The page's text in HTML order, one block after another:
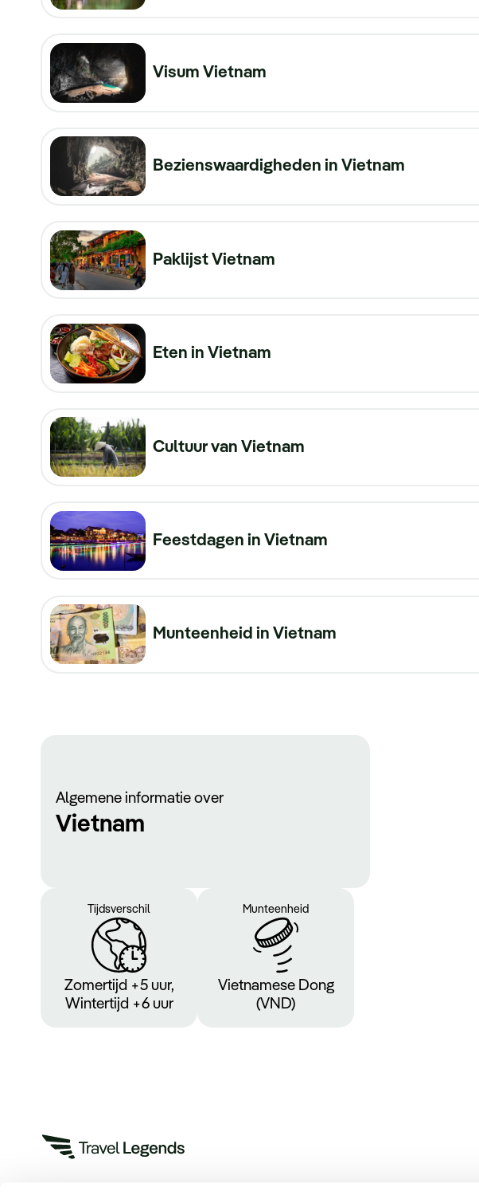
Visum Vietnam
Bezienswaardigheden in Vietnam
Paklijst Vietnam
Eten in Vietnam
Cultuur van Vietnam
Feestdagen in Vietnam
Munteenheid in Vietnam
Algemene informatie over
Vietnam
Tijdsverschil
Zomertijd +5 uur,
Wintertijd +6 uur
Munteenheid
Vietnamese Dong
(VND)